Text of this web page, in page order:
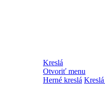
Kreslá
Otvoriť menu
Herné kreslá